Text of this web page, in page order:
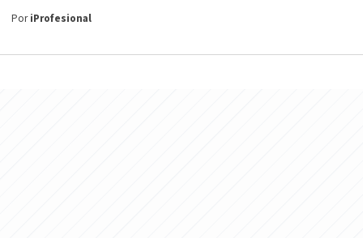
PoriProfesional